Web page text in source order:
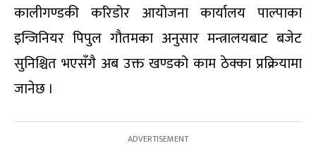
कालीगण्डकी करिडोर आयोजना कार्यालय पाल्पाका
इन्जिनियर पिपुल गौतमका अनुसार मन्त्रालयबाट बजेट
सुनिश्चित भएसँगै अब उक्त खण्डको काम ठेक्का प्रक्रियामा
जानेछ ।